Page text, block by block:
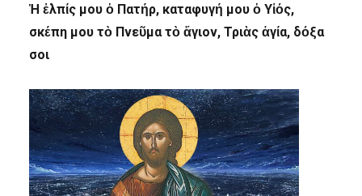
Ἡ ἐλπίς μου ὁ Πατήρ, καταφυγή μου ὁ Υἱός,
σκέπη μου τὸ Πνεῦμα τὸ ἅγιον, Τριὰς ἁγία, δόξα
σοι